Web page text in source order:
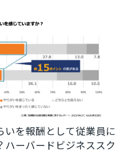
いを報酬として従業員に
ハーバードビジネススク